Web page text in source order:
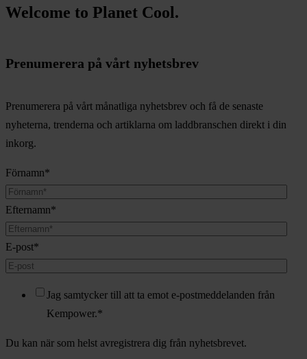
Welcome to Planet Cool.
Prenumerera på vårt nyhetsbrev
Prenumerera på vårt månatliga nyhetsbrev och få de senaste
nyheterna, trenderna och artiklarna om laddbranschen direkt i din
inkorg.
Förnamn*
Efternamn*
E-post*
Jag samtycker till att ta emot e-postmeddelanden från
Kempower.*
Du kan när som helst avregistrera dig från nyhetsbrevet.